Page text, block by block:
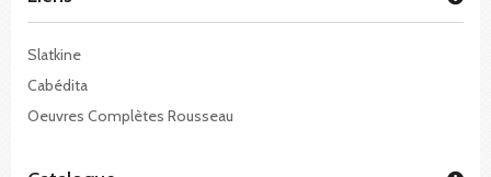
Slatkine
Cabédita
Oeuvres Complètes Rousseau